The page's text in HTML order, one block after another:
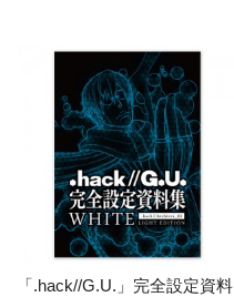
「.hack//G.U.」完全設定資料